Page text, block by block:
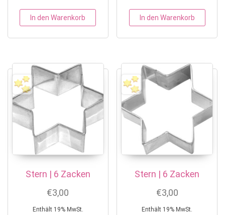
In den Warenkorb In den Warenkorb
Stern | 6 Zacken
€3,00
Enthält 19% MwSt.
Stern | 6 Zacken
€3,00
Enthält 19% MwSt.